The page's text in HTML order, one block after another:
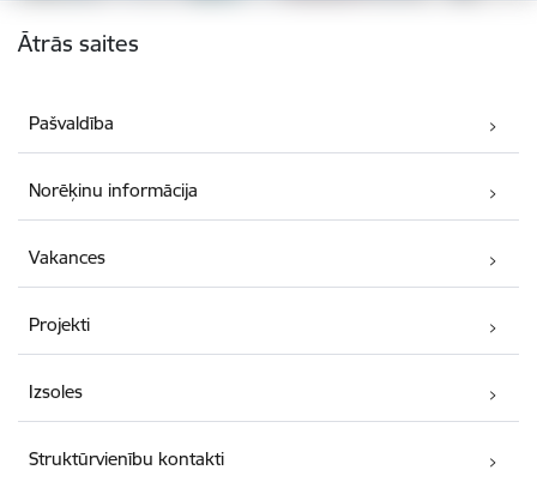
Kājene
Ātrās saites
Pašvaldība
Norēķinu informācija
Vakances
Projekti
Izsoles
Struktūrvienību kontakti